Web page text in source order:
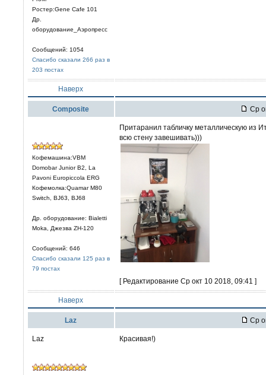
Ростер:Gene Cafe 101
Др.
оборудование_Аэропресс
Сообщений: 1054
Спасибо сказали 266 раз в
203 постах
Наверх
Composite Ср
Кофемашина:VBM
Domobar Junior B2, La
Pavoni Europiccola ERG
Кофемолка:Quamar M80
Switch, BJ63, BJ68
Др. оборудование: Bialetti
Moka, Джезва ZH-120
Сообщений: 646
Спасибо сказали 125 раз в
79 постах
Притаранил табличку металлическую из
всю стену завешивать)))
[ Редактирование Ср окт 10 2018, 09:41 ]
Наверх
Laz Ср
Laz Красивая!)